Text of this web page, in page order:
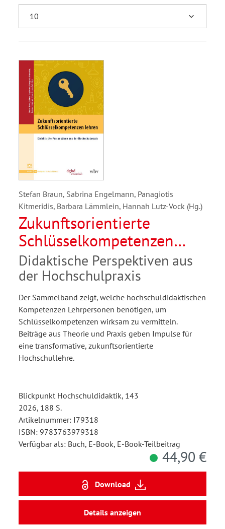
Stefan Braun, Sabrina Engelmann, Panagiotis
Kitmeridis, Barbara Lämmlein, Hannah Lutz-Vock (Hg.)
Zukunftsorientierte
Schlüsselkompetenzen
lehren
Didaktische Perspektiven aus
der Hochschulpraxis
Der Sammelband zeigt, welche hochschuldidaktischen
Kompetenzen Lehrpersonen benötigen, um
Schlüsselkompetenzen wirksam zu vermitteln.
Beiträge aus Theorie und Praxis geben Impulse für
eine transformative, zukunftsorientierte
Hochschullehre.
Blickpunkt Hochschuldidaktik, 143
2026, 188 S.
Artikelnummer: I79318
ISBN: 9783763979318
Verfügbar als: Buch, E-Book, E-Book-Teilbeitrag
44,90 €
Download
Details anzeigen